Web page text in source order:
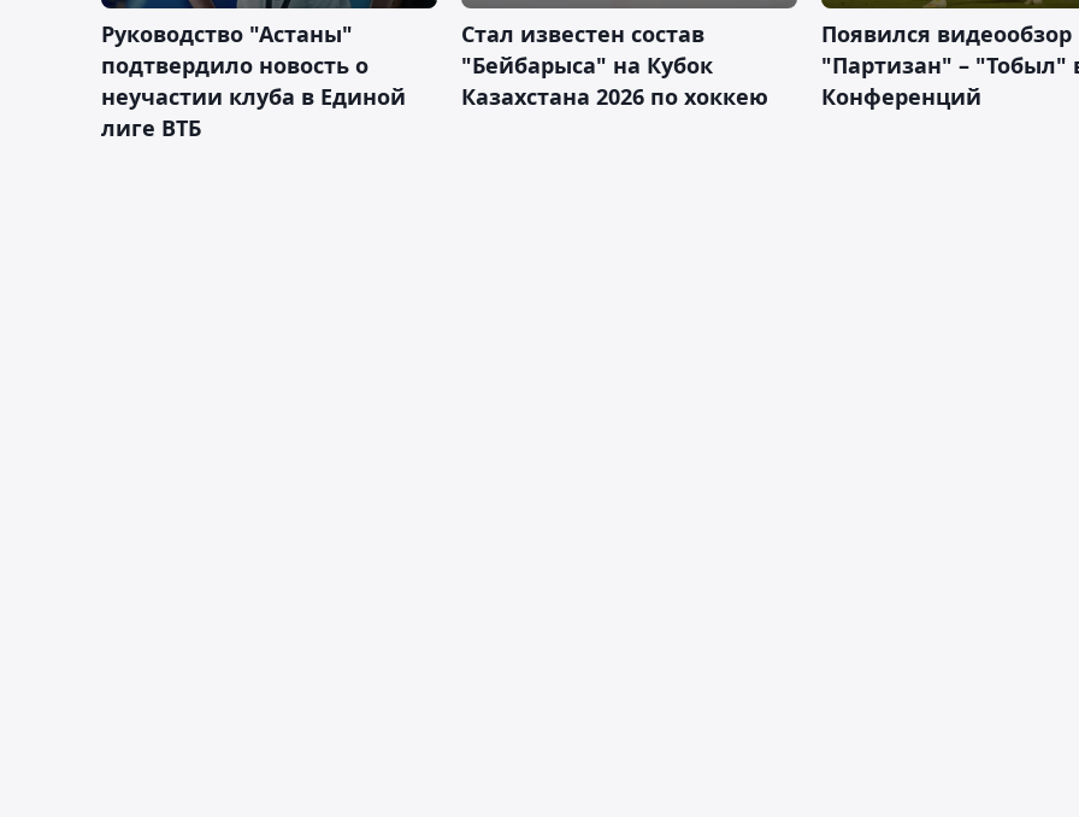
Руководство "Астаны"
подтвердило новость о
неучастии клуба в Единой
лиге ВТБ
Стал известен состав
"Бейбарыса" на Кубок
Казахстана 2026 по хоккею
Появился
"Партизан" – "Тобыл"
Конференций